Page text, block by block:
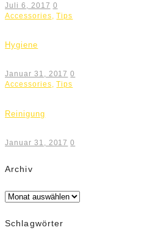
Juli 6, 2017 0
Accessories ,Tips
Hygiene
Januar 31, 2017 0
Accessories,Tips
Reinigung
Januar 31, 2017 0
Archiv
Archiv
Schlagwörter